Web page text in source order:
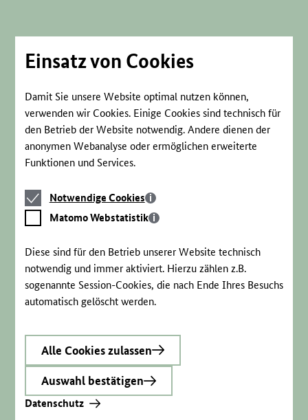
Einsatz von Cookies
Damit Sie unsere Website optimal nutzen können,
verwenden wir Cookies. Einige Cookies sind technisch für
den Betrieb der Website notwendig. Andere dienen der
anonymen Webanalyse oder ermöglichen erweiterte
Funktionen und Services.
Notwendige
Cookies
Notwendige Cookies
Matomo
Webstatistik
Matomo Webstatistik
Diese sind für den Betrieb unserer Website technisch
notwendig und immer aktiviert. Hierzu zählen z.B.
sogenannte Session-Cookies, die nach Ende Ihres Besuchs
automatisch gelöscht werden.
Alle Cookies zulassen
Auswahl bestätigen
Datenschutz